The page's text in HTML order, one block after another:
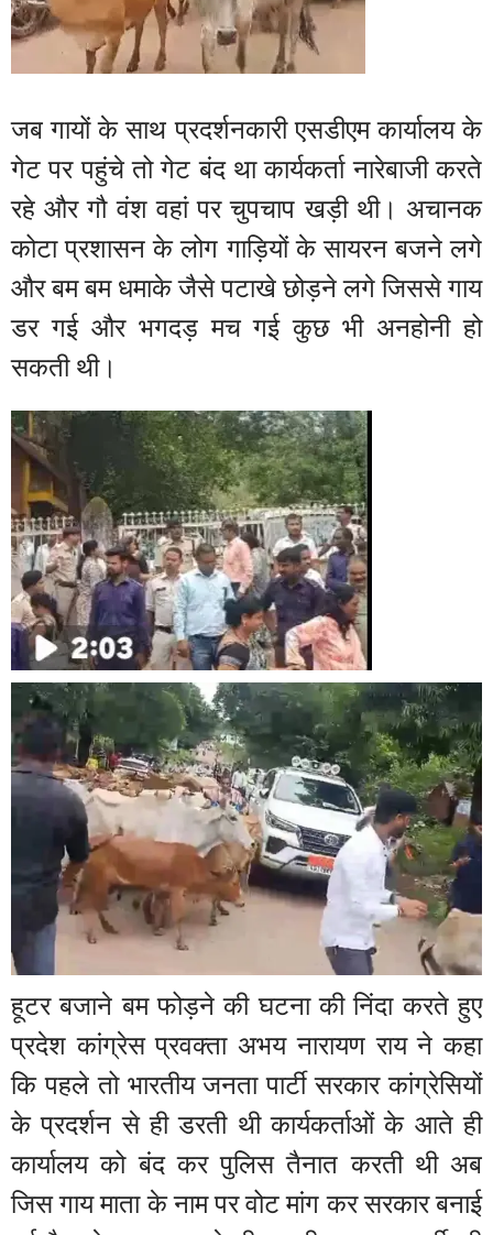
जब गायों के साथ प्रदर्शनकारी एसडीएम कार्यालय के
गेट पर पहुंचे तो गेट बंद था कार्यकर्ता नारेबाजी करते
रहे और गौ वंश वहां पर चुपचाप खड़ी थी। अचानक
कोटा प्रशासन के लोग गाड़ियों के सायरन बजने लगे
और बम बम धमाके जैसे पटाखे छोड़ने लगे जिससे गाय
डर गई और भगदड़ मच गई कुछ भी अनहोनी हो
सकती थी।
हूटर बजाने बम फोड़ने की घटना की निंदा करते हुए
प्रदेश कांग्रेस प्रवक्ता अभय नारायण राय ने कहा
कि पहले तो भारतीय जनता पार्टी सरकार कांग्रेसियों
के प्रदर्शन से ही डरती थी कार्यकर्ताओं के आते ही
कार्यालय को बंद कर पुलिस तैनात करती थी अब
जिस गाय माता के नाम पर वोट मांग कर सरकार बनाई